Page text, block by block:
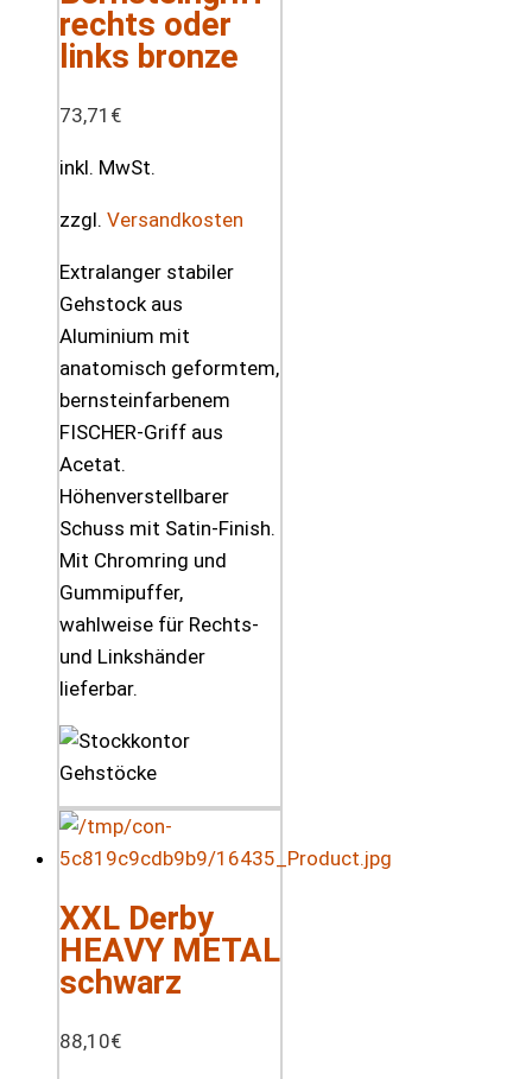
rechts oder
links bronze
73,71 €
inkl. MwSt.
zzgl. Versandkosten
Extralanger stabiler
Gehstock aus
Aluminium mit
anatomisch geformtem,
bernsteinfarbenem
FISCHER-Griff aus
Acetat.
Höhenverstellbarer
Schuss mit Satin-Finish.
Mit Chromring und
Gummipuffer,
wahlweise für Rechts-
und Linkshänder
lieferbar.
XXL Derby
HEAVY METAL
schwarz
88,10€